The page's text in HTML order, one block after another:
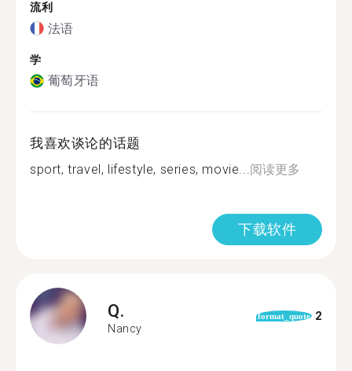
流利
法语
学
葡萄牙语
我喜欢谈论的话题
sport, travel, lifestyle, series, movie...阅读更多
下载软件
Q.
Nancy
format_quote 2